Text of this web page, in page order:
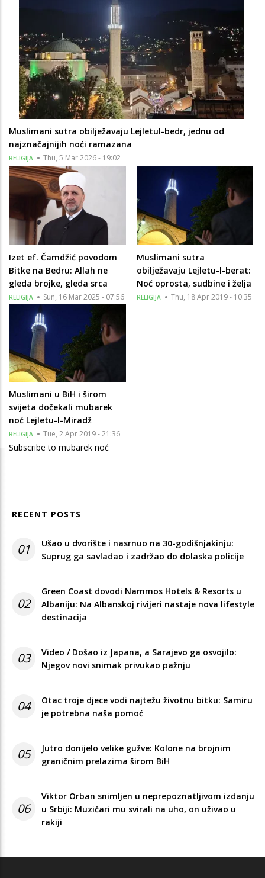
Muslimani sutra obilježavaju Lejletul-bedr, jednu od
najznačajnijih noći ramazana
RELIGIJA Thu, 5 Mar 2026 - 19:02
Izet ef. Čamdžić povodom
Bitke na Bedru: Allah ne
gleda brojke, gleda srca
RELIGIJA Sun, 16 Mar 2025 - 07:56
Muslimani sutra
obilježavaju Lejletu-l-berat:
Noć oprosta, sudbine i želja
RELIGIJA Thu, 18 Apr 2019 - 10:35
Muslimani u BiH i širom
svijeta dočekali mubarek
noć Lejletu-l-Miradž
RELIGIJA Tue, 2 Apr 2019 - 21:36
Subscribe to mubarek noć
RECENT POSTS
01
Ušao u dvorište i nasrnuo na 30-godišnjakinju:
Suprug ga savladao i zadržao do dolaska policije
02
Green Coast dovodi Nammos Hotels & Resorts u
Albaniju: Na Albanskoj rivijeri nastaje nova lifestyle
destinacija
03
Video / Došao iz Japana, a Sarajevo ga osvojilo:
Njegov novi snimak privukao pažnju
04
Otac troje djece vodi najtežu životnu bitku: Samiru
je potrebna naša pomoć
05
Jutro donijelo velike gužve: Kolone na brojnim
graničnim prelazima širom BiH
06
Viktor Orban snimljen u neprepoznatljivom izdanju
u Srbiji: Muzičari mu svirali na uho, on uživao u
rakiji